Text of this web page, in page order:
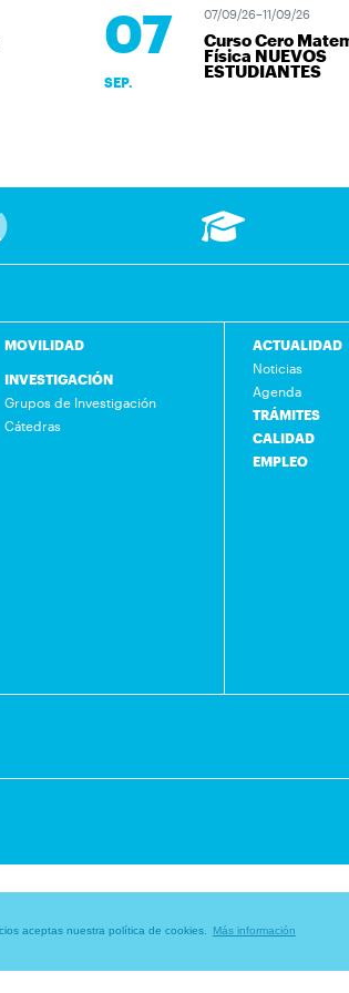
aceptas nuestra política de cookies. Más información
07
SEP.
07/09/26–11/09/26
Curso Cero
Física NUEVOS
ESTUDIANTES
MOVILIDAD
INVESTIGACIÓN
Grupos de Investigación
Cátedras
ACTUALIDAD
Noticias
Agenda
TRÁMITES
CALIDAD
EMPLEO